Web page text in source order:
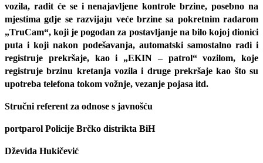
vozila, radit će se i nenajavljene kontrole brzine, posebno na
mjestima gdje se razvijaju veće brzine sa pokretnim radarom
„TruCam“, koji je pogodan za postavljanje na bilo kojoj dionici
puta i koji nakon podešavanja, automatski samostalno radi i
registruje prekršaje, kao i „EKIN – patrol“ vozilom, koje
registruje brzinu kretanja vozila i druge prekršaje kao što su
upotreba telefona tokom vožnje, vezanje pojasa itd.
Stručni referent za odnose s javnošću
portparol Policije Brčko distrikta BiH
Dževida Hukičević